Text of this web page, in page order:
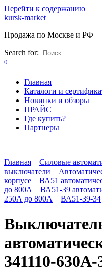
Перейти к содержанию
kursk-market
Продажа по Москве и РФ
Search for:
0
Главная
Каталоги и
Новинки и обзоры
ПРАЙС
Где купить?
Партнеры
Главная
Силовые
выключатели
корпусе
ВА51
до 800А
ВА51-39
250А до 800А
ВА51-39-34
341110-